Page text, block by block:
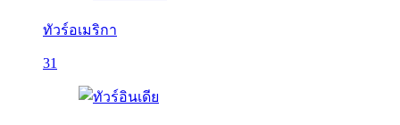
ทัวร์อเมริกา
31